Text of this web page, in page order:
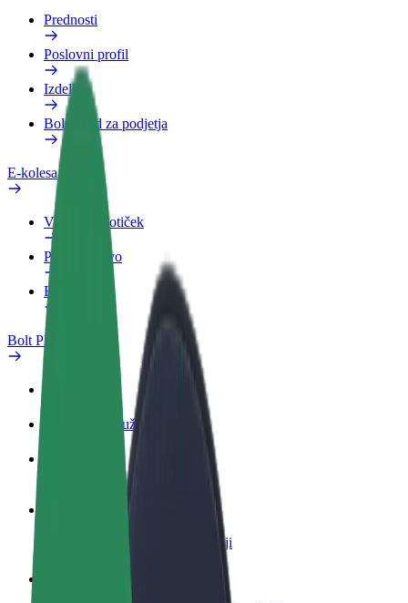
Prednosti
Poslovni profil
Izdelki
Bolt Food za podjetja
E-kolesa
Varnostni kotiček
Prijavi težavo
FAQ
Bolt Plus
Kako se pridružiti
Zasluži denar pod svojimi pogoji